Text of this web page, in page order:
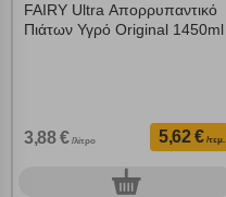
FAIRY Ultra Απορρυπαντικό
Πιάτων Υγρό Original 1450ml
3,88 € /λίτρο 5,62 € /τεμ.
0τεμ.